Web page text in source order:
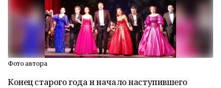
Фото автора
Конец старого года и начало наступившего